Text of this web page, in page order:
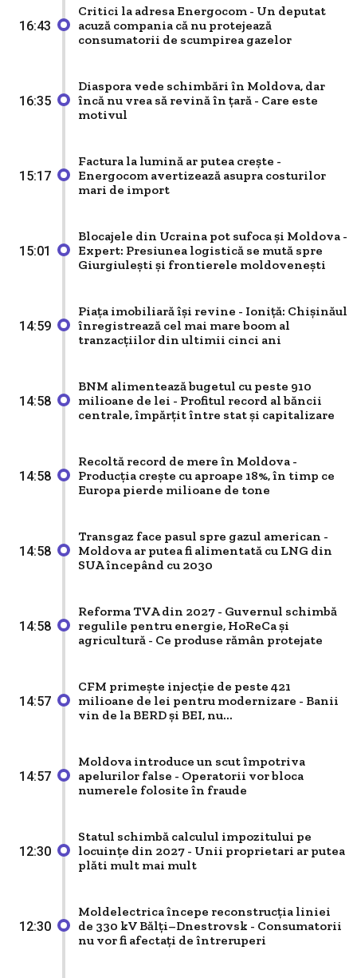
16:43
Critici la adresa Energocom - Un deputat
acuză compania că nu protejează
consumatorii de scumpirea gazelor
16:35
Diaspora vede schimbări în Moldova, dar
încă nu vrea să revină în țară - Care este
motivul
15:17
Factura la lumină ar putea crește -
Energocom avertizează asupra costurilor
mari de import
15:01
Blocajele din Ucraina pot sufoca și Moldova -
Expert: Presiunea logistică se mută spre
Giurgiulești și frontierele moldovenești
14:59
Piața imobiliară își revine - Ioniță: Chișinăul
înregistrează cel mai mare boom al
tranzacțiilor din ultimii cinci ani
14:58
BNM alimentează bugetul cu peste 910
milioane de lei - Profitul record al băncii
centrale, împărțit între stat și capitalizare
14:58
Recoltă record de mere în Moldova -
Producția crește cu aproape 18%, în timp ce
Europa pierde milioane de tone
14:58
Transgaz face pasul spre gazul american -
Moldova ar putea fi alimentată cu LNG din
SUA începând cu 2030
14:58
Reforma TVA din 2027 - Guvernul schimbă
regulile pentru energie, HoReCa și
agricultură - Ce produse rămân protejate
14:57
CFM primește injecție de peste 421
milioane de lei pentru modernizare - Banii
vin de la BERD și BEI, nu...
14:57
Moldova introduce un scut împotriva
apelurilor false - Operatorii vor bloca
numerele folosite în fraude
12:30
Statul schimbă calculul impozitului pe
locuințe din 2027 - Unii proprietari ar putea
plăti mult mai mult
12:30
Moldelectrica începe reconstrucția liniei
de 330 kV Bălți–Dnestrovsk - Consumatorii
nu vor fi afectați de întreruperi